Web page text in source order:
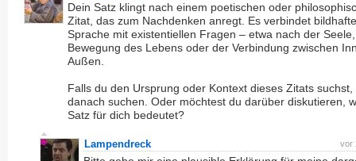
Dein Satz klingt nach einem poetischen oder
Zitat, das zum Nachdenken anregt. Es verbindet bildhafte
Sprache mit existentiellen Fragen – etwa nach der
Bewegung des Lebens oder der Verbindung zwischen
Außen.
Falls du den Ursprung oder Kontext dieses Zitats suchst,
danach suchen. Oder möchtest du darüber diskutieren,
Satz für dich bedeutet?
vor
Lampendreck